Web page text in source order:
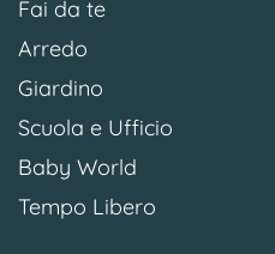
Fai da te
Arredo
Giardino
Scuola e Ufficio
Baby World
Tempo Libero